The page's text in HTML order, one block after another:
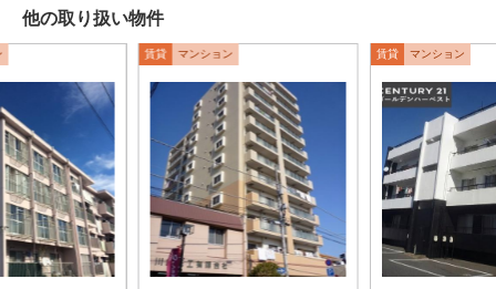
他の取り扱い物件
賃貸 マンション 賃貸 マンション